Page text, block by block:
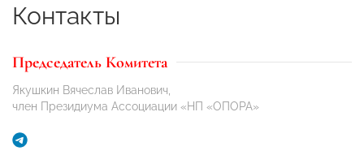
Контакты
Председатель Комитета
Якушкин Вячеслав Иванович,
член Президиума Ассоциации «НП «ОПОРА»